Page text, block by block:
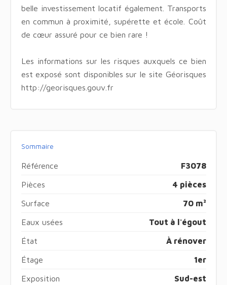
belle investissement locatif également. Transports
en commun à proximité, supérette et école. Coût
de cœur assuré pour ce bien rare !
Les informations sur les risques auxquels ce bien
est exposé sont disponibles sur le site Géorisques
http://georisques.gouv.fr
Sommaire
Référence F3078
Pièces 4 pièces
Surface 70 m²
Eaux usées Tout à l'égout
État À rénover
Étage 1er
Exposition Sud-est